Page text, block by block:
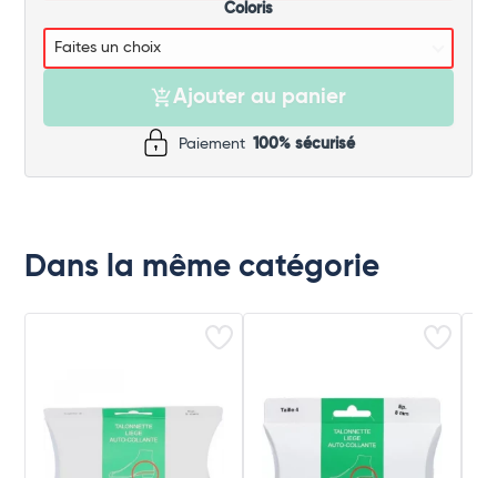
Coloris
Ajouter au panier
Paiement 100% sécurisé
Dans la même catégorie